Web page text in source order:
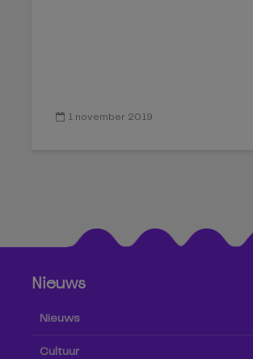
1 november 2019
Nieuws
Nieuws
Cultuur